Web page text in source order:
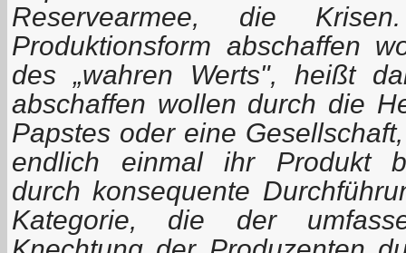
Reservearmee, die
Produktionsform abschaffen
des „wahren Werts", heißt
abschaffen wollen durch die
Papstes oder eine
endlich einmal ihr Produkt
durch konsequente
Kategorie, die der